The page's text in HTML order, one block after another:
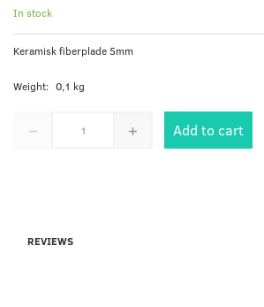
In stock
Keramisk fiberplade 5mm
Weight: 0,1 kg
Add to cart
REVIEWS